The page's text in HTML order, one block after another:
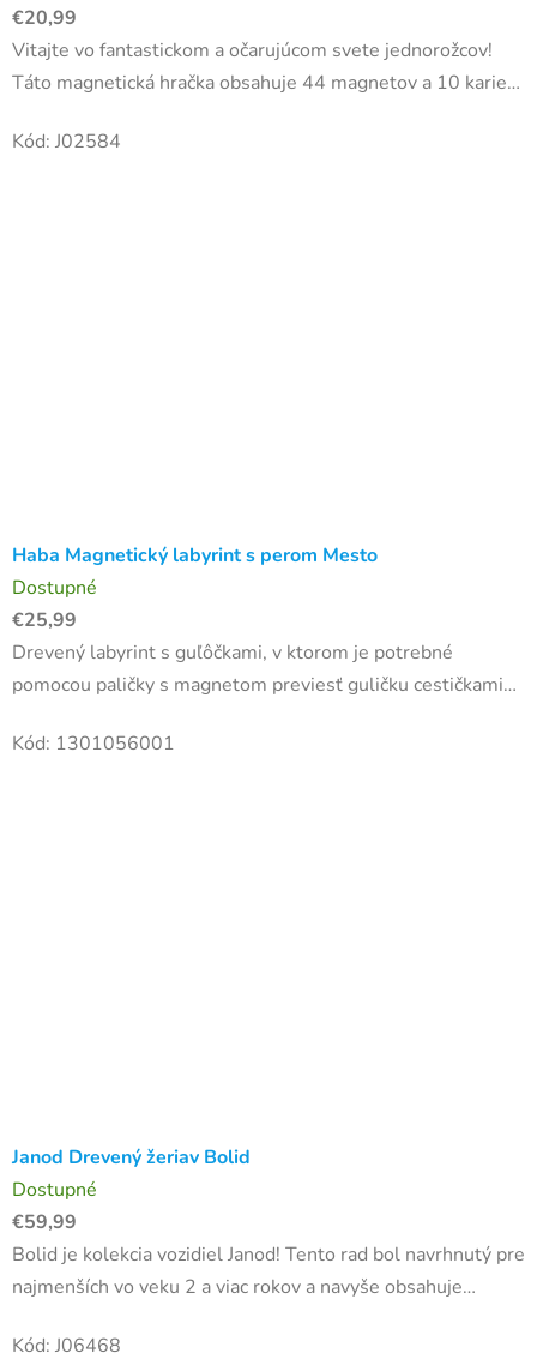
€20,99
Vitajte vo fantastickom a očarujúcom svete jednorožcov!
Táto magnetická hračka obsahuje 44 magnetov a 10 kariet.
Kód: J02584
Haba Magnetický labyrint s perom Mesto
Dostupné
€25,99
Drevený labyrint s guľôčkami, v ktorom je potrebné
pomocou paličky s magnetom previesť guličku cestičkami
Tento guľôčkový...
Kód: 1301056001
Janod Drevený žeriav Bolid
Dostupné
€59,99
Bolid je kolekcia vozidiel Janod! Tento rad bol navrhnutý pre
najmenších vo veku 2 a viac rokov a navyše obsahuje
skutočne...
Kód: J06468